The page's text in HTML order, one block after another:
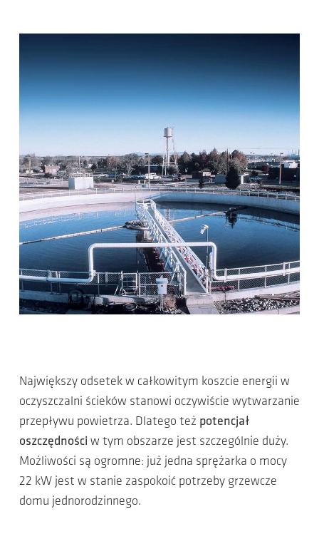
Największy odsetek w całkowitym koszcie energii w
oczyszczalni ścieków stanowi oczywiście wytwarzanie
przepływu powietrza. Dlatego też potencjał
oszczędności w tym obszarze jest szczególnie duży.
Możliwości są ogromne: już jedna sprężarka o mocy
22 kW jest w stanie zaspokoić potrzeby grzewcze
domu jednorodzinnego.